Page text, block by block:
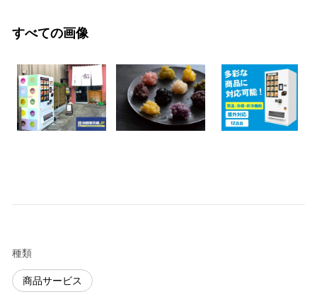
すべての画像
種類
商品サービス